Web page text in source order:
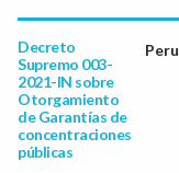
Decreto
Supremo 003-
2021-IN sobre
Otorgamiento
de Garantías de
concentraciones
públicas
Peru